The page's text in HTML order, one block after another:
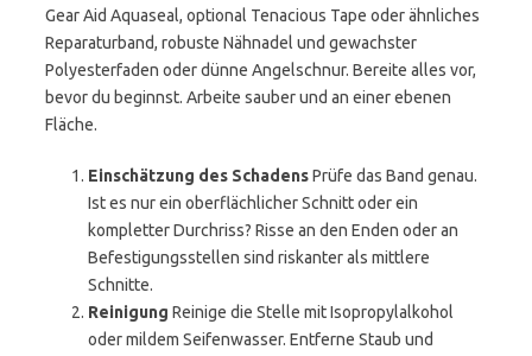
Gear Aid Aquaseal, optional Tenacious Tape oder ähnliches
Reparaturband, robuste Nähnadel und gewachster
Polyesterfaden oder dünne Angelschnur. Bereite alles vor,
bevor du beginnst. Arbeite sauber und an einer ebenen
Fläche.
Einschätzung des SchadensPrüfe das Band genau.
Ist es nur ein oberflächlicher Schnitt oder ein
kompletter Durchriss? Risse an den Enden oder an
Befestigungsstellen sind riskanter als mittlere
Schnitte.
Reinigung Reinige die Stelle mit Isopropylalkohol
oder mildem Seifenwasser. Entferne Staub und